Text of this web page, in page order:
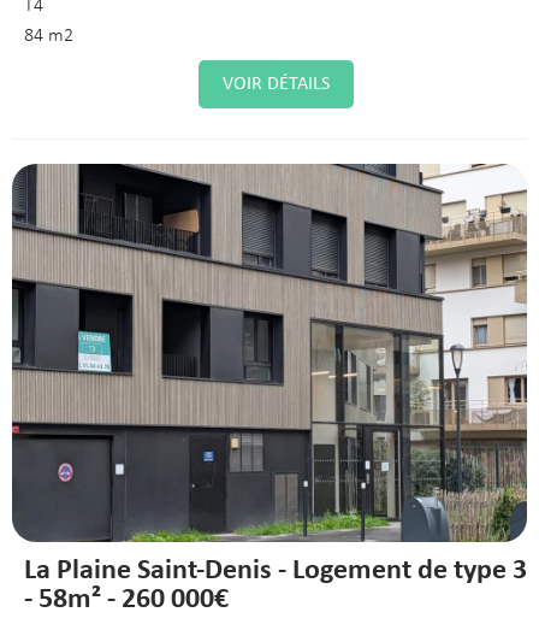
T4
84 m2
VOIR DÉTAILS
La Plaine Saint-Denis - Logement de type 3
- 58m² - 260 000€